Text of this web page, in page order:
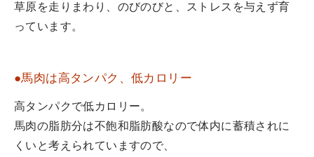
草原を走りまわり、のびのびと、ストレスを与えず育
っています。
●馬肉は高タンパク、低カロリー
高タンパクで低カロリー。
馬肉の脂肪分は不飽和脂肪酸なので体内に蓄積されに
くいと考えられていますので、